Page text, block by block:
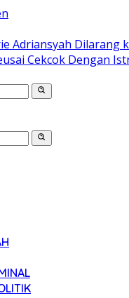
Adriansyah Dilarang
Cekcok Dengan